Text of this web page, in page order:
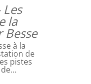
la
Besse
à la
de
pistes
de…